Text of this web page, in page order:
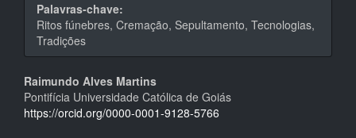
Palavras-chave:
Ritos fúnebres, Cremação, Sepultamento, Tecnologias,
Tradições
Conteúdo
do
Raimundo Alves Martins
Pontifícia Universidade Católica de Goiás
https://orcid.org/0000-0001-9128-5766